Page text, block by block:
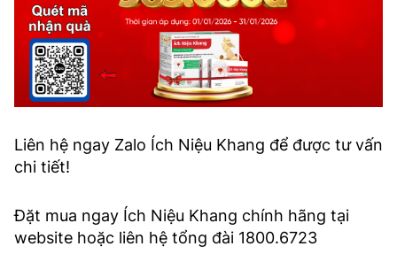
Liên hệ ngay Zalo Ích Niệu Khang để được tư vấn
chi tiết!
Đặt mua ngay Ích Niệu Khang chính hãng tại
website hoặc liên hệ tổng đài 1800.6723